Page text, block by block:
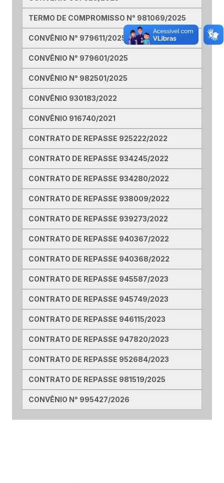
TERMO DE COMPROMISSO N° 981069/2025
CONVÊNIO N° 979611/2025
CONVÊNIO N° 979601/2025
CONVÊNIO N° 982501/2025
CONVÊNIO 930183/2022
CONVÊNIO 916740/2021
CONTRATO DE REPASSE 925222/2022
CONTRATO DE REPASSE 934245/2022
CONTRATO DE REPASSE 934280/2022
CONTRATO DE REPASSE 938009/2022
CONTRATO DE REPASSE 939273/2022
CONTRATO DE REPASSE 940367/2022
CONTRATO DE REPASSE 940368/2022
CONTRATO DE REPASSE 945587/2023
CONTRATO DE REPASSE 945749/2023
CONTRATO DE REPASSE 946115/2023
CONTRATO DE REPASSE 947820/2023
CONTRATO DE REPASSE 952684/2023
CONTRATO DE REPASSE 981519/2025
CONVÊNIO N° 995427/2026